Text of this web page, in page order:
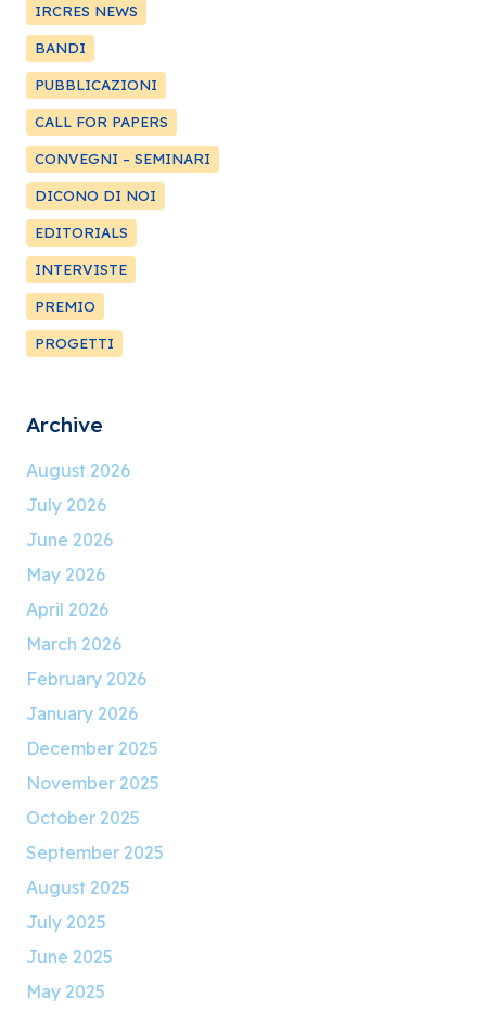
IRCRES NEWS
BANDI
PUBBLICAZIONI
CALL FOR PAPERS
CONVEGNI – SEMINARI
DICONO DI NOI
EDITORIALS
INTERVISTE
PREMIO
PROGETTI
Archive
August 2026
July 2026
June 2026
May 2026
April 2026
March 2026
February 2026
January 2026
December 2025
November 2025
October 2025
September 2025
August 2025
July 2025
June 2025
May 2025